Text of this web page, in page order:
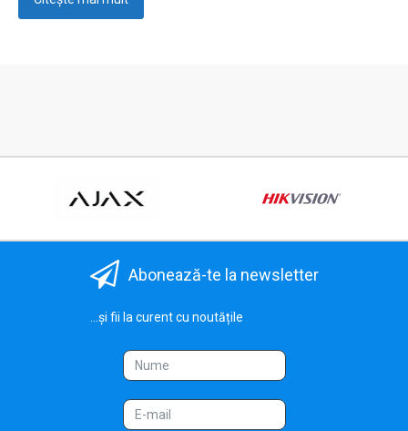
Abonează-te la newsletter
...și fii la curent cu noutățile